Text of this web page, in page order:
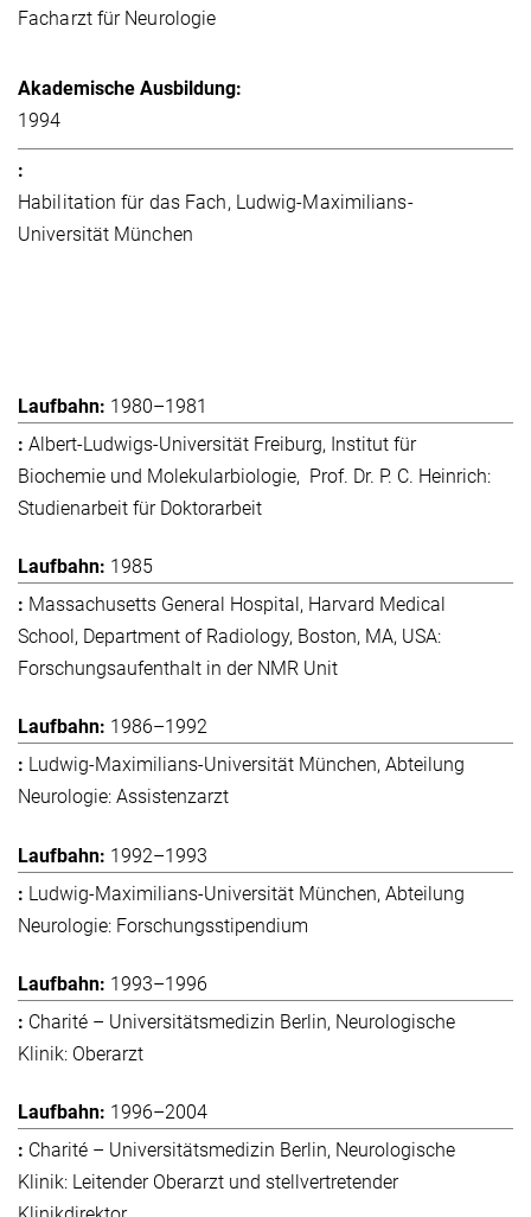
Facharzt für Neurologie
1994
Habilitation für das Fach, Ludwig-Maximilians-
Universität München
1980–1981
Albert-Ludwigs-Universität Freiburg, Institut für
Biochemie und Molekularbiologie, Prof. Dr. P. C. Heinrich:
Studienarbeit für Doktorarbeit
1985
Massachusetts General Hospital, Harvard Medical
School, Department of Radiology, Boston, MA, USA:
Forschungsaufenthalt in der NMR Unit
1986–1992
Ludwig-Maximilians-Universität München, Abteilung
Neurologie: Assistenzarzt
1992–1993
Ludwig-Maximilians-Universität München, Abteilung
Neurologie: Forschungsstipendium
1993–1996
Charité – Universitätsmedizin Berlin, Neurologische
Klinik: Oberarzt
1996–2004
Charité – Universitätsmedizin Berlin, Neurologische
Klinik: Leitender Oberarzt und stellvertretender